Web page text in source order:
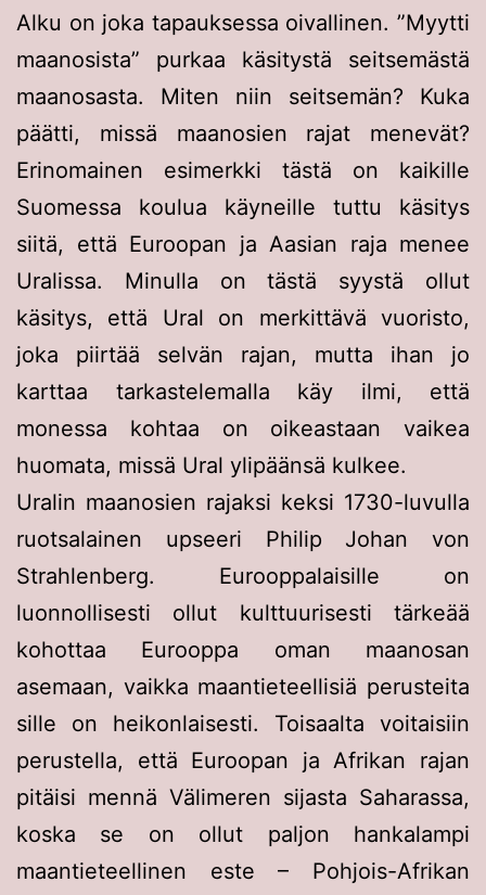
Alku on joka tapauksessa oivallinen. ”Myytti
maanosista” purkaa käsitystä seitsemästä
maanosasta. Miten niin seitsemän? Kuka
päätti, missä maanosien rajat menevät?
Erinomainen esimerkki tästä on kaikille
Suomessa koulua käyneille tuttu käsitys
siitä, että Euroopan ja Aasian raja menee
Uralissa. Minulla on tästä syystä ollut
käsitys, että Ural on merkittävä vuoristo,
joka piirtää selvän rajan, mutta ihan jo
karttaa tarkastelemalla käy ilmi, että
monessa kohtaa on oikeastaan vaikea
huomata, missä Ural ylipäänsä kulkee.
Uralin maanosien rajaksi keksi 1730-luvulla
ruotsalainen upseeri Philip Johan von
Strahlenberg. Eurooppalaisille on
luonnollisesti ollut kulttuurisesti tärkeää
kohottaa Eurooppa oman maanosan
asemaan, vaikka maantieteellisiä perusteita
sille on heikonlaisesti. Toisaalta voitaisiin
perustella, että Euroopan ja Afrikan rajan
pitäisi mennä Välimeren sijasta Saharassa,
koska se on ollut paljon hankalampi
maantieteellinen este – Pohjois-Afrikan